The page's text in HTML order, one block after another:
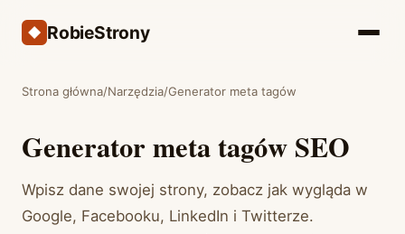
RobieStrony
Strona główna/Narzędzia/Generator meta tagów
Generator meta tagów SEO
Wpisz dane swojej strony, zobacz jak wygląda w
Google, Facebooku, LinkedIn i Twitterze.